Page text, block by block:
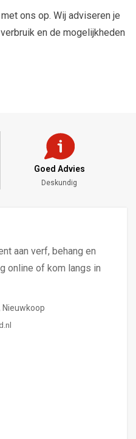
ons op. Wij adviseren je
en de mogelijkheden
Goed Advies
Deskundig
aan verf, behang en
online of kom langs in
Nieuwkoop